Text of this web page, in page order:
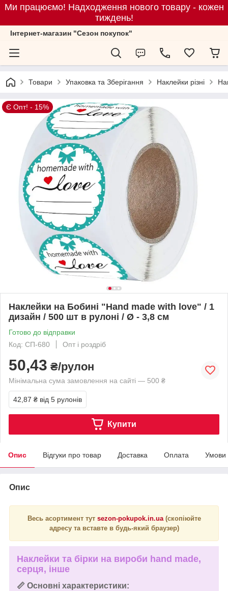
Ми працюємо! Надходження нового товару - кожен
тиждень!
Iнтернет-магазин "Сезон покупок"
Товари Упаковка та Зберігання Наклейки різні
Є Опт! - 15%
Наклейки на Бобині "Hand made with love" / 1
дизайн / 500 шт в рулоні / Ø - 3,8 см
Готово до відправки
Код: СП-680
Опт і роздріб
50,43 ₴/рулон
Мінімальна сума замовлення на сайті — 500 ₴
42,87 ₴ від 5 рулонів
Купити
Опис Відгуки про товар Доставка Оплата Умови
Опис
Весь асортимент тут sezon-pokupok.in.ua (скопіюйте
адресу та вставте в будь-який браузер)
Наклейки та бірки на вироби hand made,
серця, інше
📏 Основні характеристики: